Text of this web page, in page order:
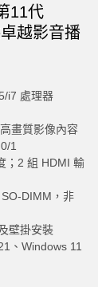
11代
越影音播
i7 處理器
畫質影像內容
1
；2 組 HDMI 輸
DIMM，非
壁掛安裝
、Windows 11